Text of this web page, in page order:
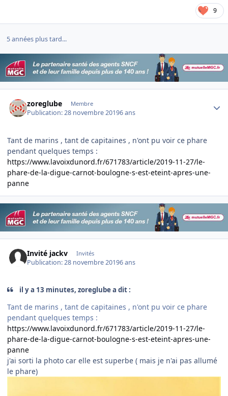
9
5 années plus tard...
zoreglube Membre
Publication:28 novembre 20196 ans
Tant de marins , tant de capitaines , n'ont pu voir ce phare
pendant quelques temps :
https://www.lavoixdunord.fr/671783/article/2019-11-27/le-
phare-de-la-digue-carnot-boulogne-s-est-eteint-apres-une-
panne
Invité jackv Invités
Publication:28 novembre 20196 ans
il y a 13 minutes, zoreglube a dit :
Tant de marins , tant de capitaines , n'ont pu voir ce phare
pendant quelques temps :
https://www.lavoixdunord.fr/671783/article/2019-11-27/le-
phare-de-la-digue-carnot-boulogne-s-est-eteint-apres-une-
panne
j'ai sorti la photo car elle est superbe ( mais je n'ai pas allumé
le phare)